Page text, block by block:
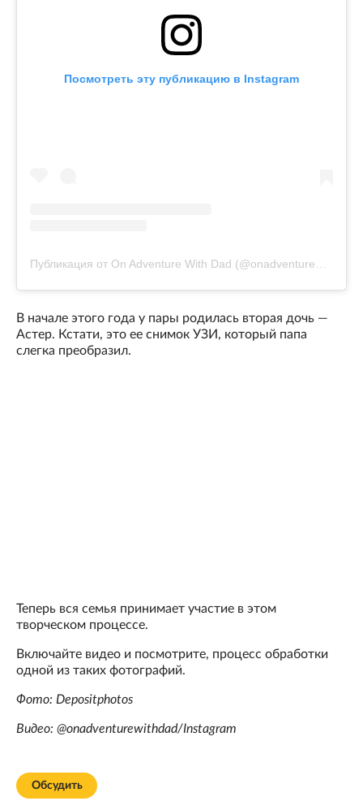
Посмотреть эту публикацию в Instagram
Публикация от On Adventure With Dad (@onadventurewithdad)
В начале этого года у пары родилась вторая дочь —
Астер. Кстати, это ее снимок УЗИ, который папа
слегка преобразил.
Теперь вся семья принимает участие в этом
творческом процессе.
Включайте видео и посмотрите, процесс обработки
одной из таких фотографий.
Фото: Depositphotos
Видео: @onadventurewithdad/Instagram
Обсудить